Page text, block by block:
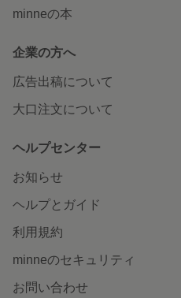
minneの本
企業の方へ
広告出稿について
大口注文について
ヘルプセンター
お知らせ
ヘルプとガイド
利用規約
minneのセキュリティ
お問い合わせ